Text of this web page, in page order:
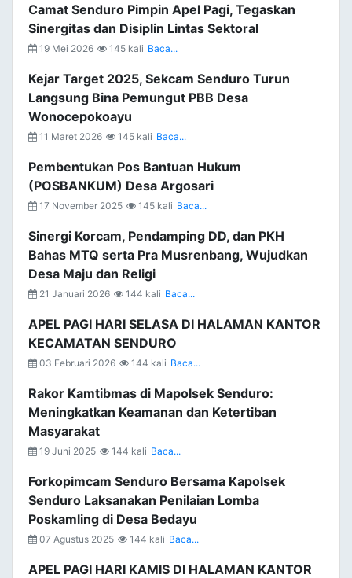
Camat Senduro Pimpin Apel Pagi, Tegaskan
Sinergitas dan Disiplin Lintas Sektoral
19 Mei 2026 145 kali Baca...
Kejar Target 2025, Sekcam Senduro Turun
Langsung Bina Pemungut PBB Desa
Wonocepokoayu
11 Maret 2026 145 kali Baca...
Pembentukan Pos Bantuan Hukum
(POSBANKUM) Desa Argosari
17 November 2025 145 kali Baca...
Sinergi Korcam, Pendamping DD, dan PKH
Bahas MTQ serta Pra Musrenbang, Wujudkan
Desa Maju dan Religi
21 Januari 2026 144 kali Baca...
APEL PAGI HARI SELASA DI HALAMAN KANTOR
KECAMATAN SENDURO
03 Februari 2026 144 kali Baca...
Rakor Kamtibmas di Mapolsek Senduro:
Meningkatkan Keamanan dan Ketertiban
Masyarakat
19 Juni 2025 144 kali Baca...
Forkopimcam Senduro Bersama Kapolsek
Senduro Laksanakan Penilaian Lomba
Poskamling di Desa Bedayu
07 Agustus 2025 144 kali Baca...
APEL PAGI HARI KAMIS DI HALAMAN KANTOR